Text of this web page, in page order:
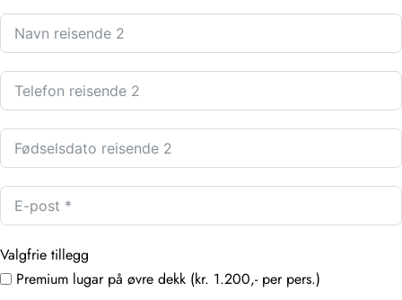
Valgfrie tillegg
Premium lugar på øvre dekk (kr. 1.200,- per pers.)